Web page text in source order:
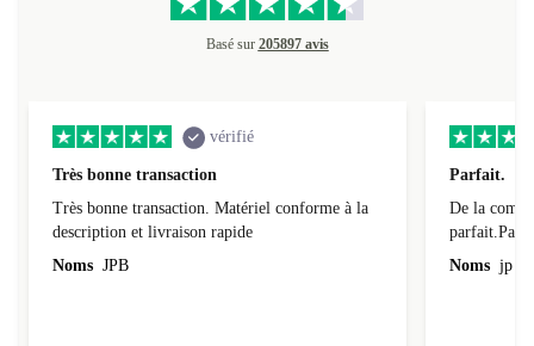
Basé sur 205897 avis
vérifié
Très bonne transaction
Très bonne transaction. Matériel conforme à la
description et livraison rapide
Noms JPB
Parfait.
De la
Noms jp